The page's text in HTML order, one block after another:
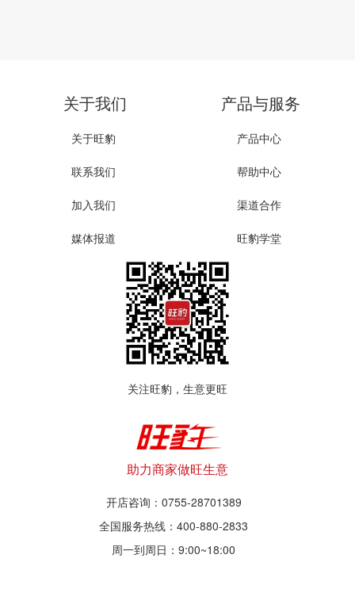
关于我们
关于旺豹
联系我们
加入我们
媒体报道
产品与服务
产品中心
帮助中心
渠道合作
旺豹学堂
关注旺豹，生意更旺
助力商家做旺生意
开店咨询：0755-28701389
全国服务热线：400-880-2833
周一到周日：9:00~18:00